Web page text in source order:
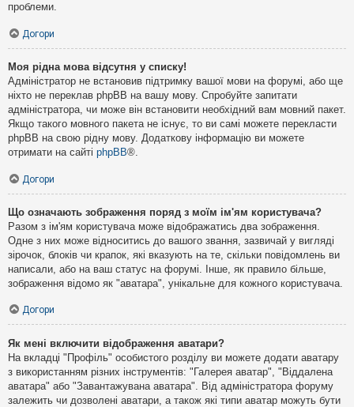
проблеми.
Догори
Моя рідна мова відсутня у списку!
Адміністратор не встановив підтримку вашої мови на форумі, або ще
ніхто не переклав phpBB на вашу мову. Спробуйте запитати
адміністратора, чи може він встановити необхідний вам мовний пакет.
Якщо такого мовного пакета не існує, то ви самі можете перекласти
phpBB на свою рідну мову. Додаткову інформацію ви можете
отримати на сайті phpBB®.
Догори
Що означають зображення поряд з моїм ім'ям користувача?
Разом з ім'ям користувача може відображатись два зображення.
Одне з них може відноситись до вашого звання, зазвичай у вигляді
зірочок, блоків чи крапок, які вказують на те, скільки повідомлень ви
написали, або на ваш статус на форумі. Інше, як правило більше,
зображення відомо як "аватара", унікальне для кожного користувача.
Догори
Як мені включити відображення аватари?
На вкладці "Профіль" особистого розділу ви можете додати аватару
з використанням різних інструментів: "Галерея аватар", "Віддалена
аватара" або "Завантажувана аватара". Від адміністратора форуму
залежить чи дозволені аватари, а також які типи аватар можуть бути